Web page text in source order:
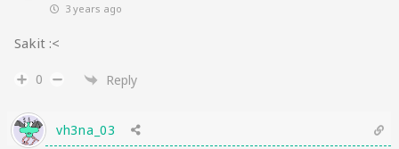
3 years ago
Sakit :<
0 Reply
vh3na_03